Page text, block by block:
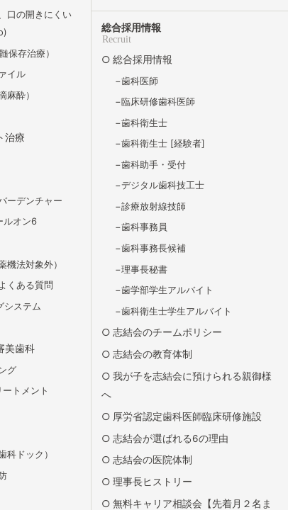
口の開きにくい
保存治療）
イル
麻酔）
治療
ーデンチャー
ルオン6
機法対象外）
くある質問
システム
美歯科
グ
トメント
科ドック）
総合採用情報
Recruit
総合採用情報
歯科医師
臨床研修歯科医師
歯科衛生士
歯科衛生士 [経験者]
歯科助⼿・受付
デジタル歯科技工士
診療放射線技師
歯科事務員
歯科事務長候補
理事長秘書
歯学部学生アルバイト
歯科衛生士学生アルバイト
志結会のチームポリシー
志結会の教育体制
我が子を志結会に預けられる親御様
へ
厚労省認定歯科医師臨床研修施設
志結会が選ばれる6の理由
志結会の医院体制
理事長ヒストリー
無料キャリア相談会【先着月２名ま